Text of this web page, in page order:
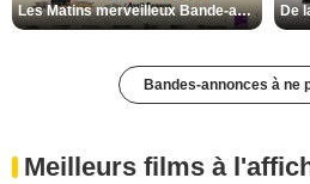
Les Matins merveilleux Bande-annonce VF
Bandes-annonces à ne
Meilleurs films à